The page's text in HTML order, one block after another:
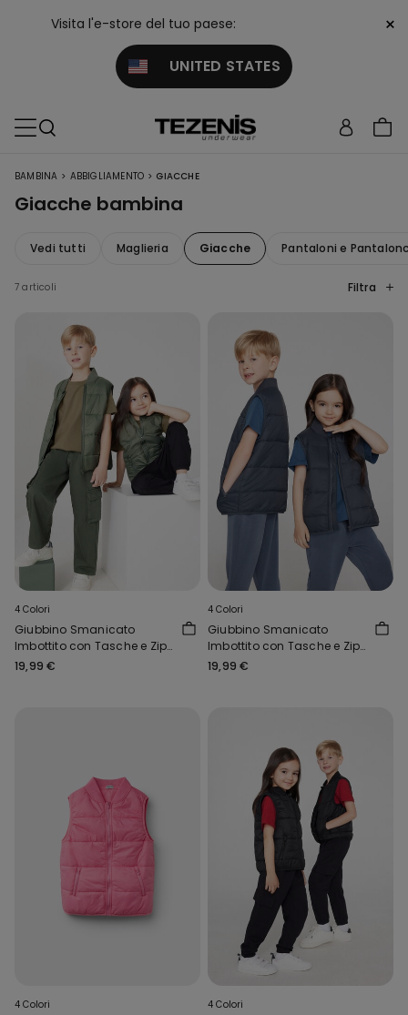
Visita l'e-store del tuo paese:
UNITED STATES
×
BAMBINA > ABBIGLIAMENTO > GIACCHE
Giacche bambina
Vedi tutti Maglieria Giacche Pantaloni e
7 articoli Filtra
4 Colori
Giubbino Smanicato
Imbottito con Tasche e Zip
Bimbi Unisex
19,99 €
4 Colori
Giubbino Smanicato
Imbottito con Tasche e Zip
Bimbi Unisex
19,99 €
4 Colori 4 Colori